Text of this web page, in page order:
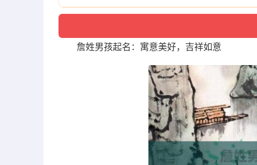
詹姓男孩起名：寓意美好，吉祥如意